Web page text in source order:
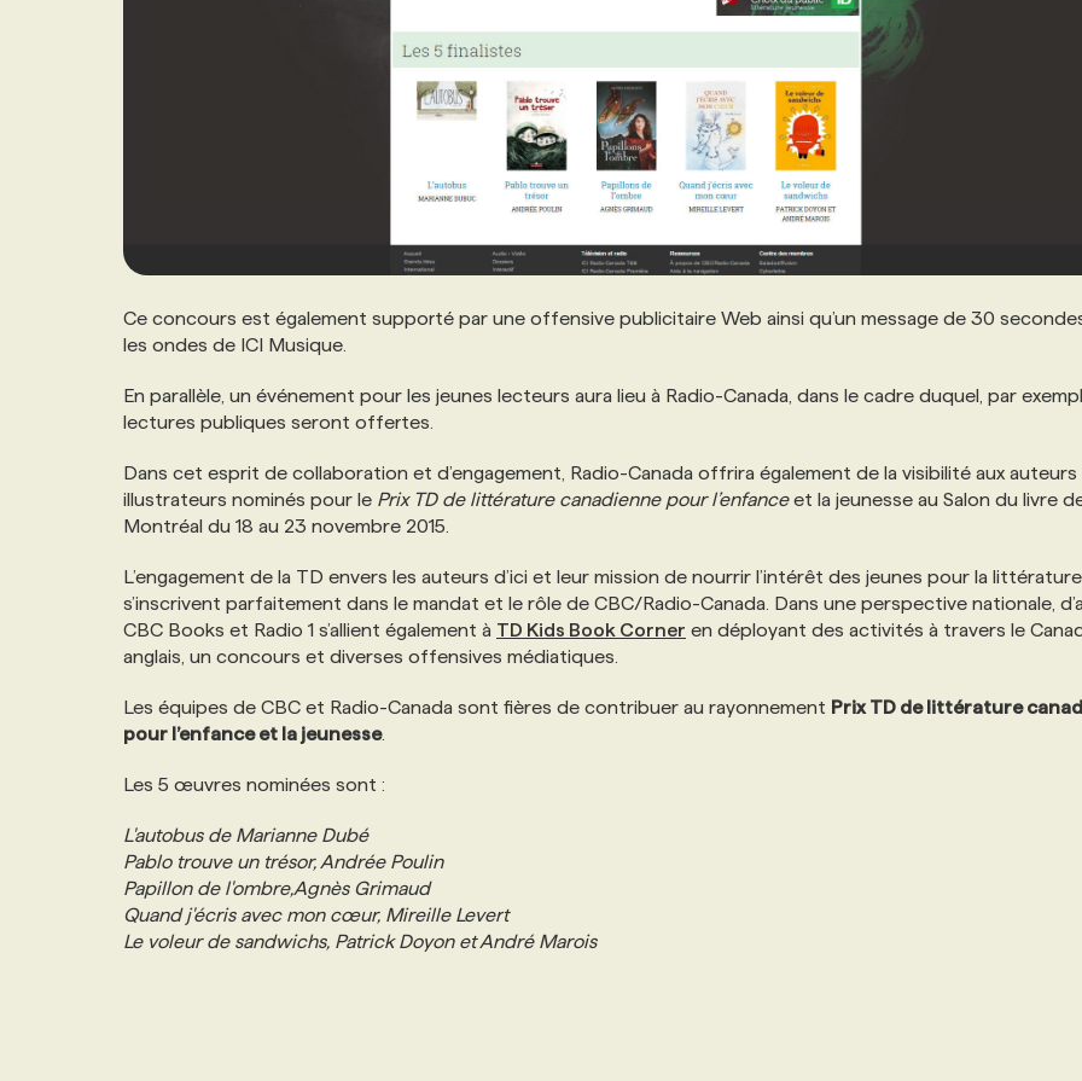
ANNONCEZ AVEC NOUS
Ce concours est également supporté par une offensive publicitaire Web ainsi qu’un message de 30
les ondes de ICI Musique.
En parallèle, un événement pour les jeunes lecteurs aura lieu à Radio-Canada, dans le cadre duquel, par
lectures publiques seront offertes.
Dans cet esprit de collaboration et d’engagement, Radio-Canada offrira également de la visibilité aux auteurs
illustrateurs nominés pour le Prix TD de littérature canadienne pour l’enfanceet la jeunesse au Salon du livre
Montréal du 18 au 23 novembre 2015.
L’engagement de la TD envers les auteurs d’ici et leur mission de nourrir l’intérêt des jeunes pour la littérature
s’inscrivent parfaitement dans le mandat et le rôle de CBC/Radio-Canada. Dans une perspective nationale,
CBC Books et Radio 1 s’allient également à TD Kids Book Corner en déployant des activités à travers le
anglais, un concours et diverses offensives médiatiques.
Les équipes de CBC et Radio-Canada sont fières de contribuer au rayonnement Prix TD de littérature
pour l’enfance et la jeunesse.
Les 5 œuvres nominées sont :
L'autobus de Marianne Dubé
Pablo trouve un trésor, Andrée Poulin
Papillon de l'ombre,Agnès Grimaud
Quand j'écris avec mon cœur, Mireille Levert
Le voleur de sandwichs, Patrick Doyon et André Marois